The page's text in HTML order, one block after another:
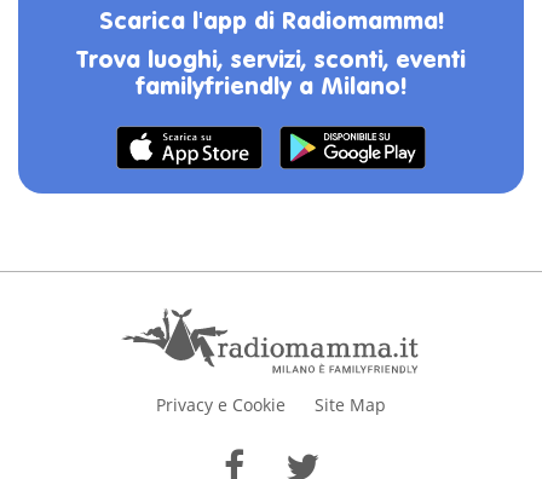
Scarica l'app di Radiomamma!
Trova luoghi, servizi, sconti, eventi
familyfriendly a Milano!
Privacy e Cookie Site Map